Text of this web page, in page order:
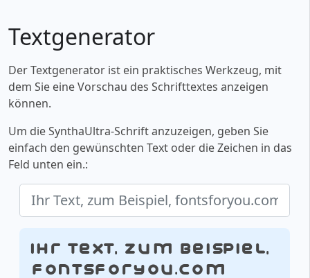
Textgenerator
Der Textgenerator ist ein praktisches Werkzeug, mit
dem Sie eine Vorschau des Schrifttextes anzeigen
können.
Um die SynthaUltra-Schrift anzuzeigen, geben Sie
einfach den gewünschten Text oder die Zeichen in das
Feld unten ein.:
Ihr Text, zum Beispiel,
fontsforyou.com